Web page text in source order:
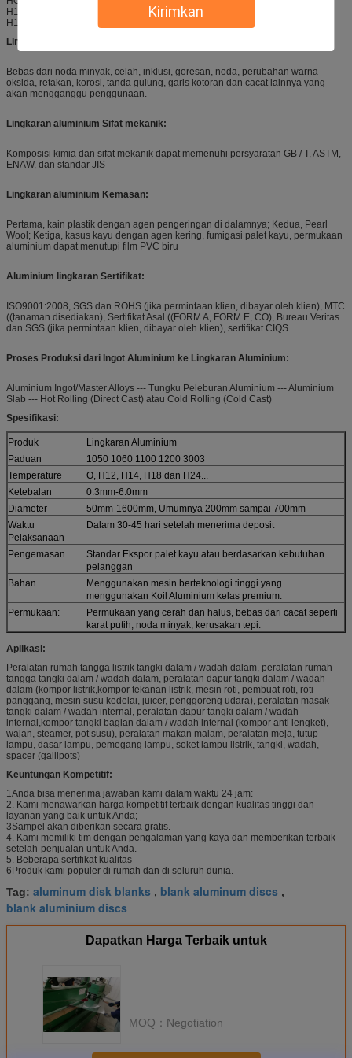
Kirimkan
H12 0,5-10 70-120 ≥ 4 GB/T91-2002
H14 0,5-10 85-120 ≥ 2 GB/T91-2002
Lingkaran aluminium Kualitas permukaan
Bebas dari noda minyak, celah, inklusi, goresan, noda, perubahan warna
oksida, retakan, korosi, tanda gulung, garis kotoran dan cacat lainnya yang
akan mengganggu penggunaan.
Lingkaran aluminium Sifat mekanik:
Komposisi kimia dan sifat mekanik dapat memenuhi persyaratan GB / T, ASTM,
ENAW, dan standar JIS
Lingkaran aluminium Kemasan:
Pertama, kain plastik dengan agen pengeringan di dalamnya; Kedua, Pearl
Wool; Ketiga, kasus kayu dengan agen kering, fumigasi palet kayu, permukaan
aluminium dapat menutupi film PVC biru
Aluminium lingkaran Sertifikat:
ISO9001:2008, SGS dan ROHS (jika permintaan klien, dibayar oleh klien), MTC
((tanaman disediakan), Sertifikat Asal ((FORM A, FORM E, CO), Bureau Veritas
dan SGS (jika permintaan klien, dibayar oleh klien), sertifikat CIQS
Proses Produksi dari Ingot Aluminium ke Lingkaran Aluminium:
Aluminium Ingot/Master Alloys --- Tungku Peleburan Aluminium --- Aluminium
Slab --- Hot Rolling (Direct Cast) atau Cold Rolling (Cold Cast)
Spesifikasi:
Produk
Lingkaran Aluminium
Paduan
1050 1060 1100 1200 3003
Temperature
O, H12, H14, H18 dan H24...
Ketebalan
0.3mm-6.0mm
Diameter
50mm-1600mm, Umumnya 200mm sampai 700mm
Waktu
Pelaksanaan
Dalam 30-45 hari setelah menerima deposit
Pengemasan
Standar Ekspor palet kayu atau berdasarkan kebutuhan
pelanggan
Bahan
Menggunakan mesin berteknologi tinggi yang
menggunakan Koil Aluminium kelas premium.
Permukaan:
Permukaan yang cerah dan halus, bebas dari cacat seperti
karat putih, noda minyak, kerusakan tepi.
Aplikasi:
Peralatan rumah tangga listrik tangki dalam / wadah dalam, peralatan rumah
tangga tangki dalam / wadah dalam, peralatan dapur tangki dalam / wadah
dalam (kompor listrik,kompor tekanan listrik, mesin roti, pembuat roti, roti
panggang, mesin susu kedelai, juicer, penggoreng udara), peralatan masak
tangki dalam / wadah internal, peralatan dapur tangki dalam / wadah
internal,kompor tangki bagian dalam / wadah internal (kompor anti lengket),
wajan, steamer, pot susu), peralatan makan malam, peralatan meja, tutup
lampu, dasar lampu, pemegang lampu, soket lampu listrik, tangki, wadah,
spacer (gallipots)
Keuntungan Kompetitif:
1Anda bisa menerima jawaban kami dalam waktu 24 jam:
2. Kami menawarkan harga kompetitif terbaik dengan kualitas tinggi dan
layanan yang baik untuk Anda;
3Sampel akan diberikan secara gratis.
4. Kami memiliki tim dengan pengalaman yang kaya dan memberikan terbaik
setelah-penjualan untuk Anda.
5. Beberapa sertifikat kualitas
6Produk kami populer di rumah dan di seluruh dunia.
Tag: aluminum disk blanks , blank aluminum discs ,
blank aluminium discs
Dapatkan Harga Terbaik untuk
MOQ： Negotiation